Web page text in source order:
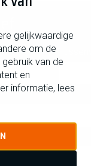
gelijkwaardige
om de
van de
en
informatie, lees